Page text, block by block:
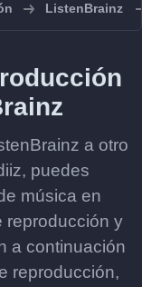
ListenBrainz
a otro
puedes
música en
reproducción y
a continuación
reproducción,